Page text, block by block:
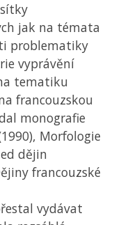
jak na témata
problematiky
vyprávění
tematiku
francouzskou
monografie
Morfologie
dějin
francouzské
vydávat